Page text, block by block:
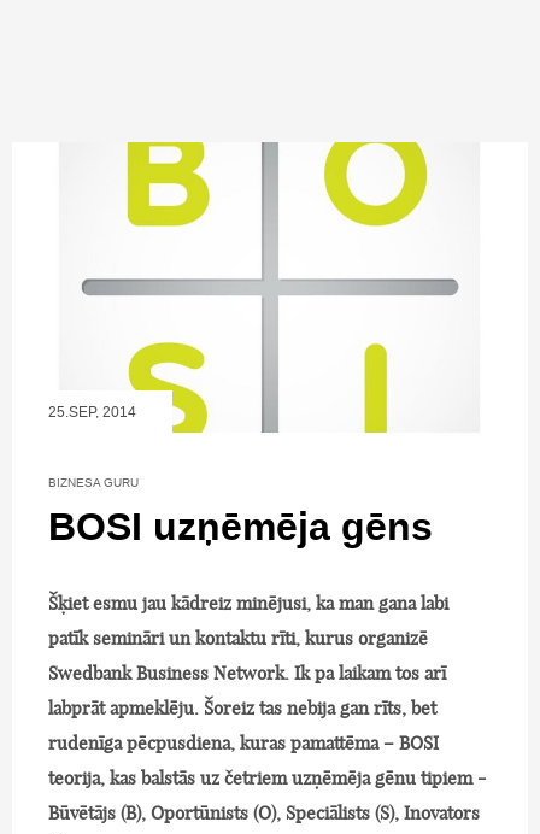
25.SEP, 2014
BIZNESA GURU
BOSI uzņēmēja gēns
Šķiet esmu jau kādreiz minējusi, ka man gana labi
patīk semināri un kontaktu rīti, kurus organizē
Swedbank Business Network. Ik pa laikam tos arī
labprāt apmeklēju. Šoreiz tas nebija gan rīts, bet
rudenīga pēcpusdiena, kuras pamattēma – BOSI
teorija, kas balstās uz četriem uzņēmēja gēnu tipiem -
Būvētājs (B), Oportūnists (O), Speciālists (S), Inovators